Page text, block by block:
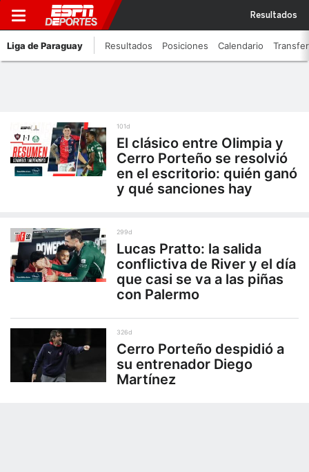
Resultados
Liga de Paraguay Resultados Posiciones Calendario
101d
El clásico entre Olimpia y
Cerro Porteño se resolvió
en el escritorio: quién ganó
y qué sanciones hay
299d
Lucas Pratto: la salida
conflictiva de River y el día
que casi se va a las piñas
con Palermo
326d
Cerro Porteño despidió a
su entrenador Diego
Martínez